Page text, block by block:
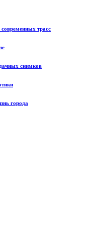
трасс
снимков
города